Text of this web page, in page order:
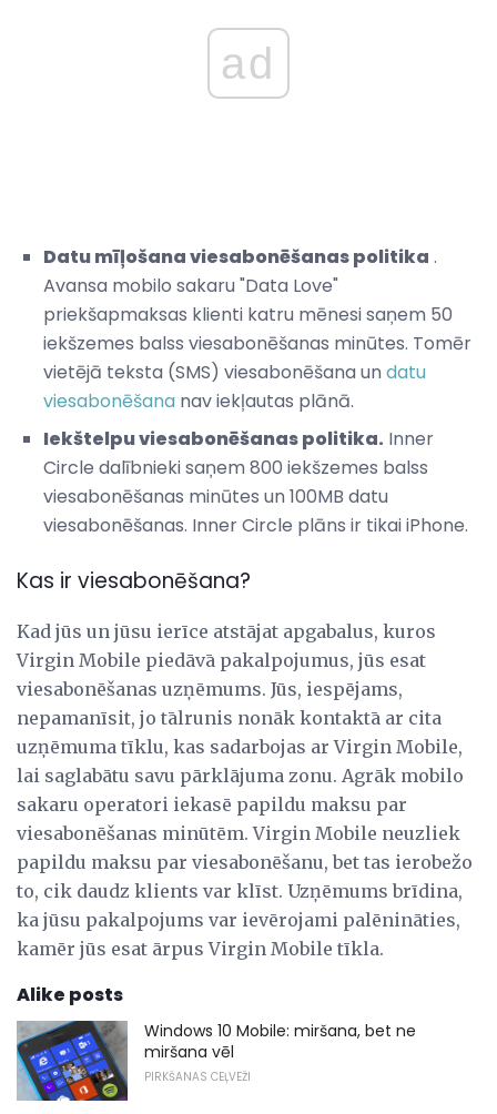
ad
Datu mīļošana viesabonēšanas politika .
Avansa mobilo sakaru "Data Love"
priekšapmaksas klienti katru mēnesi saņem 50
iekšzemes balss viesabonēšanas minūtes. Tomēr
vietējā teksta (SMS) viesabonēšana un datu
viesabonēšana nav iekļautas plānā.
Iekštelpu viesabonēšanas politika. Inner
Circle dalībnieki saņem 800 iekšzemes balss
viesabonēšanas minūtes un 100MB datu
viesabonēšanas. Inner Circle plāns ir tikai iPhone.
Kas ir viesabonēšana?
Kad jūs un jūsu ierīce atstājat apgabalus, kuros
Virgin Mobile piedāvā pakalpojumus, jūs esat
viesabonēšanas uzņēmums. Jūs, iespējams,
nepamanīsit, jo tālrunis nonāk kontaktā ar cita
uzņēmuma tīklu, kas sadarbojas ar Virgin Mobile,
lai saglabātu savu pārklājuma zonu. Agrāk mobilo
sakaru operatori iekasē papildu maksu par
viesabonēšanas minūtēm. Virgin Mobile neuzliek
papildu maksu par viesabonēšanu, bet tas ierobežo
to, cik daudz klients var klīst. Uzņēmums brīdina,
ka jūsu pakalpojums var ievērojami palēnināties,
kamēr jūs esat ārpus Virgin Mobile tīkla.
Alike posts
Windows 10 Mobile: miršana, bet ne
miršana vēl
PIRKŠANAS CEĻVEŽI